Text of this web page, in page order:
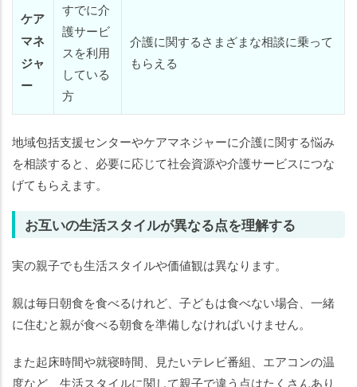
ケア
マネ
ジャ
ー
すでに介
護サービ
スを利用
している
方
介護に関するさまざまな相談に乗って
もらえる
地域包括支援センターやケアマネジャーに介護に関する悩み
を相談すると、必要に応じて社会資源や介護サービスにつな
げてもらえます。
お互いの生活スタイルが異なる点を理解する
実の親子でも生活スタイルや価値観は異なります。
親は毎日朝食を食べるけれど、子どもは食べない場合、一緒
に住むと親が食べる朝食を準備しなければいけません。
また起床時間や就寝時間、見たいテレビ番組、エアコンの温
度など、生活スタイルに関して親子で違う点はたくさんあり